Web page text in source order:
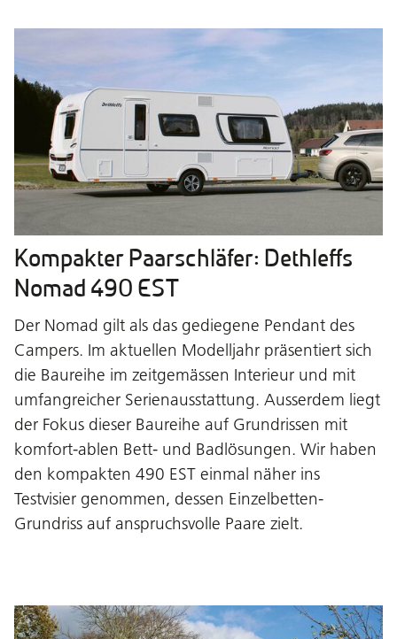
Kompakter Paarschläfer: Dethleffs
Nomad 490 EST
Der Nomad gilt als das gediegene Pendant des
Campers. Im aktuellen Modelljahr präsentiert sich
die Baureihe im zeitgemässen Interieur und mit
umfangreicher Serienausstattung. Ausserdem liegt
der Fokus dieser Baureihe auf Grundrissen mit
komfort-ablen Bett- und Badlösungen. Wir haben
den kompakten 490 EST einmal näher ins
Testvisier genommen, dessen Einzelbetten-
Grundriss auf anspruchsvolle Paare zielt.